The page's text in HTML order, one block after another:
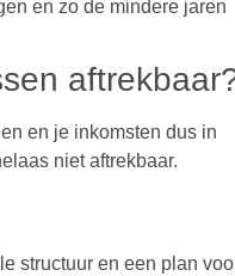
en zo de mindere jaren
en je inkomsten dus in
niet aftrekbaar.
structuur en een plan